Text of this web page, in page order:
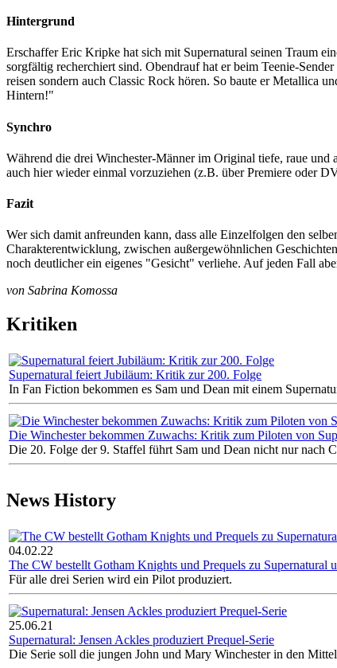
Hintergrund
Erschaffer Eric Kripke hat sich mit Supernatural seinen Traum
sorgfältig recherchiert sind. Obendrauf hat er beim Teenie-
reisen sondern auch Classic Rock hören. So baute er Metallica
Hintern!"
Synchro
Während die drei Winchester-Männer im Original tiefe, raue und
auch hier wieder einmal vorzuziehen (z.B. über Premiere oder
Fazit
Wer sich damit anfreunden kann, dass alle Einzelfolgen den
Charakterentwicklung, zwischen außergewöhnlichen
noch deutlicher ein eigenes "Gesicht" verliehe. Auf jeden Fall
von Sabrina Komossa
Kritiken
Supernatural feiert Jubiläum: Kritik zur 200. Folge
In Fan Fiction bekommen es Sam und Dean mit einem
Die Winchester bekommen Zuwachs: Kritik zum Piloten von
Die 20. Folge der 9. Staffel führt Sam und Dean nicht nur nach
News History
04.02.22
The CW bestellt Gotham Knights und Prequels zu Supernatural
Für alle drei Serien wird ein Pilot produziert.
25.06.21
Supernatural: Jensen Ackles produziert Prequel-Serie
Die Serie soll die jungen John und Mary Winchester in den